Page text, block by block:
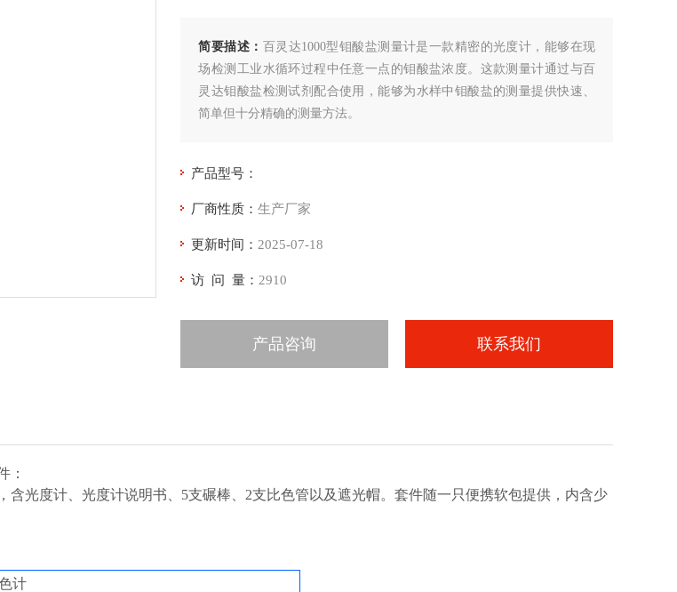
简要描述： 百灵达1000型钼酸盐测量计是一款精密的光度计，能够在现
场检测工业水循环过程中任意一点的钼酸盐浓度。这款测量计通过与百
灵达钼酸盐检测试剂配合使用，能够为水样中钼酸盐的测量提供快速、
简单但十分精确的测量方法。
产品型号：
厂商性质：生产厂家
更新时间： 2025-07-18
访 问 量： 2910
产品咨询 联系我们
：
含光度计、光度计说明书、5支碾棒、2支比色管以及遮光帽。套件随一只便携软包提供，内含少
计